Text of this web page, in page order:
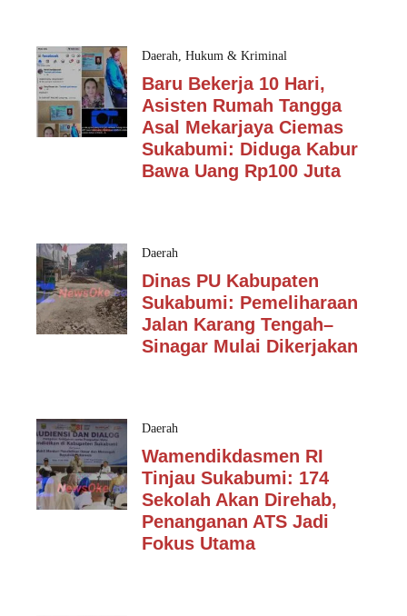
Daerah Hukum & Kriminal
Baru Bekerja 10 Hari,
Asisten Rumah Tangga
Asal Mekarjaya Ciemas
Sukabumi: Diduga Kabur
Bawa Uang Rp100 Juta
Daerah
Dinas PU Kabupaten
Sukabumi: Pemeliharaan
Jalan Karang Tengah–
Sinagar Mulai Dikerjakan
Daerah
Wamendikdasmen RI
Tinjau Sukabumi: 174
Sekolah Akan Direhab,
Penanganan ATS Jadi
Fokus Utama